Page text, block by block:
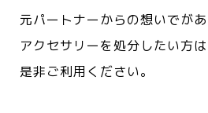
元パートナーからの想いでが
アクセサリーを処分したい方は
是非ご利用ください。